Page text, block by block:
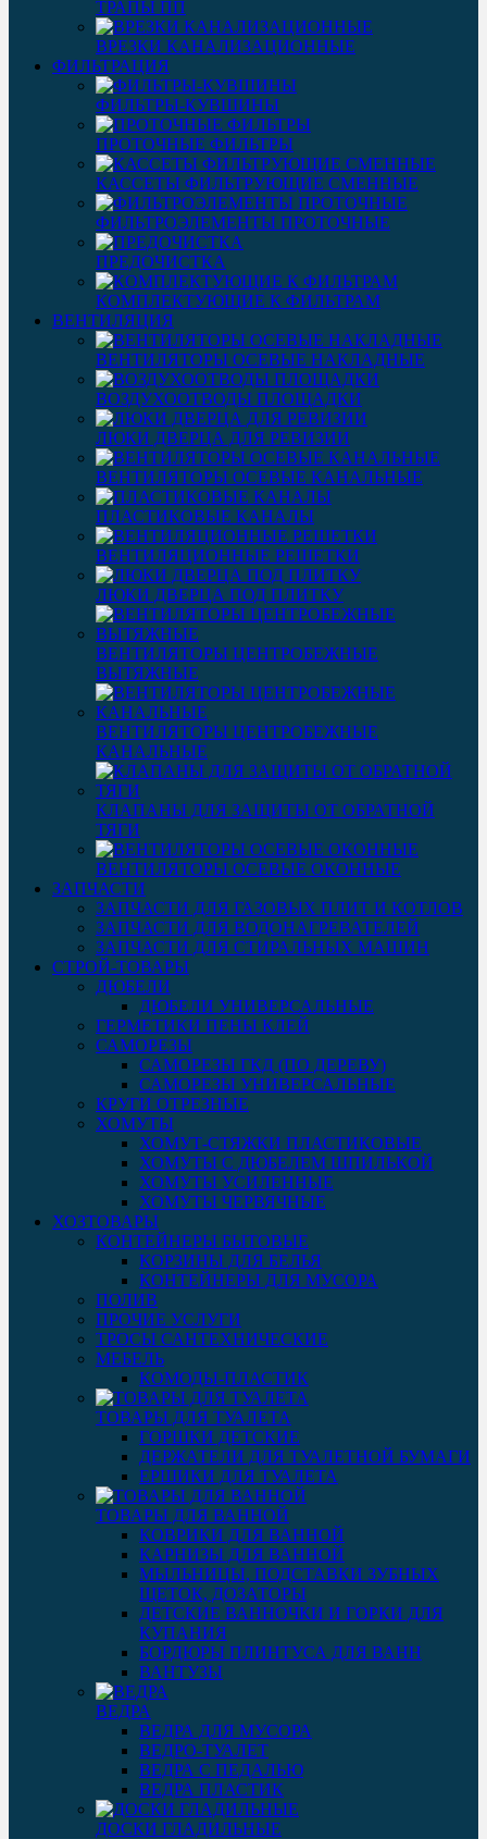
ТРАПЫ ПП
ВРЕЗКИ КАНАЛИЗАЦИОННЫЕ
ФИЛЬТРАЦИЯ
ФИЛЬТРЫ-КУВШИНЫ
ПРОТОЧНЫЕ ФИЛЬТРЫ
КАССЕТЫ ФИЛЬТРУЮЩИЕ СМЕННЫЕ
ФИЛЬТРОЭЛЕМЕНТЫ ПРОТОЧНЫЕ
ПРЕДОЧИСТКА
КОМПЛЕКТУЮЩИЕ К ФИЛЬТРАМ
ВЕНТИЛЯЦИЯ
ВЕНТИЛЯТОРЫ ОСЕВЫЕ НАКЛАДНЫЕ
ВОЗДУХООТВОДЫ ПЛОЩАДКИ
ЛЮКИ ДВЕРЦА ДЛЯ РЕВИЗИИ
ВЕНТИЛЯТОРЫ ОСЕВЫЕ КАНАЛЬНЫЕ
ПЛАСТИКОВЫЕ КАНАЛЫ
ВЕНТИЛЯЦИОННЫЕ РЕШЕТКИ
ЛЮКИ ДВЕРЦА ПОД ПЛИТКУ
ВЕНТИЛЯТОРЫ ЦЕНТРОБЕЖНЫЕ
ВЫТЯЖНЫЕ
ВЕНТИЛЯТОРЫ ЦЕНТРОБЕЖНЫЕ
КАНАЛЬНЫЕ
КЛАПАНЫ ДЛЯ ЗАЩИТЫ ОТ ОБРАТНОЙ
ТЯГИ
ВЕНТИЛЯТОРЫ ОСЕВЫЕ ОКОННЫЕ
ЗАПЧАСТИ
ЗАПЧАСТИ ДЛЯ ГАЗОВЫХ ПЛИТ И КОТЛОВ
ЗАПЧАСТИ ДЛЯ ВОДОНАГРЕВАТЕЛЕЙ
ЗАПЧАСТИ ДЛЯ СТИРАЛЬНЫХ МАШИН
СТРОЙ-ТОВАРЫ
ДЮБЕЛИ
ДЮБЕЛИ УНИВЕРСАЛЬНЫЕ
ГЕРМЕТИКИ ПЕНЫ КЛЕЙ
САМОРЕЗЫ
САМОРЕЗЫ ГКД (ПО ДЕРЕВУ)
САМОРЕЗЫ УНИВЕРСАЛЬНЫЕ
КРУГИ ОТРЕЗНЫЕ
ХОМУТЫ
ХОМУТ-СТЯЖКИ ПЛАСТИКОВЫЕ
ХОМУТЫ С ДЮБЕЛЕМ ШПИЛЬКОЙ
ХОМУТЫ УСИЛЕННЫЕ
ХОМУТЫ ЧЕРВЯЧНЫЕ
ХОЗТОВАРЫ
КОНТЕЙНЕРЫ БЫТОВЫЕ
КОРЗИНЫ ДЛЯ БЕЛЬЯ
КОНТЕЙНЕРЫ ДЛЯ МУСОРА
ПОЛИВ
ПРОЧИЕ УСЛУГИ
ТРОСЫ САНТЕХНИЧЕСКИЕ
МЕБЕЛЬ
КОМОДЫ-ПЛАСТИК
ТОВАРЫ ДЛЯ ТУАЛЕТА
ГОРШКИ ДЕТСКИЕ
ДЕРЖАТЕЛИ ДЛЯ ТУАЛЕТНОЙ БУМАГИ
ЕРШИКИ ДЛЯ ТУАЛЕТА
ТОВАРЫ ДЛЯ ВАННОЙ
КОВРИКИ ДЛЯ ВАННОЙ
КАРНИЗЫ ДЛЯ ВАННОЙ
МЫЛЬНИЦЫ, ПОДСТАВКИ ЗУБНЫХ
ЩЕТОК, ДОЗАТОРЫ
ДЕТСКИЕ ВАННОЧКИ И ГОРКИ ДЛЯ
КУПАНИЯ
БОРДЮРЫ ПЛИНТУСА ДЛЯ ВАНН
ВАНТУЗЫ
ВЕДРА
ВЕДРА ДЛЯ МУСОРА
ВЕДРО-ТУАЛЕТ
ВЕДРА С ПЕДАЛЬЮ
ВЕДРА ПЛАСТИК
ДОСКИ ГЛАДИЛЬНЫЕ